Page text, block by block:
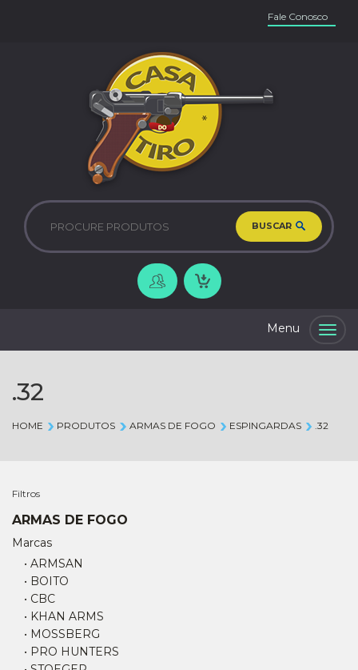
Fale Conosco
BUSCAR
.32
HOME PRODUTOS ARMAS DE FOGO ESPINGARDAS .32
Filtros
ARMAS DE FOGO
Marcas
• ARMSAN
• BOITO
• CBC
• KHAN ARMS
• MOSSBERG
• PRO HUNTERS